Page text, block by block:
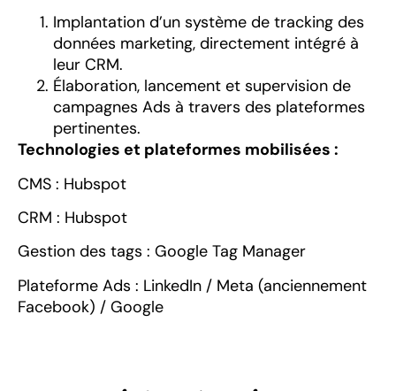
Implantation d’un système de tracking des
données marketing, directement intégré à
leur CRM.
Élaboration, lancement et supervision de
campagnes Ads à travers des plateformes
pertinentes.
Technologies et plateformes mobilisées :
CMS : Hubspot
CRM : Hubspot
Gestion des tags : Google Tag Manager
Plateforme Ads : LinkedIn / Meta (anciennement
Facebook) / Google